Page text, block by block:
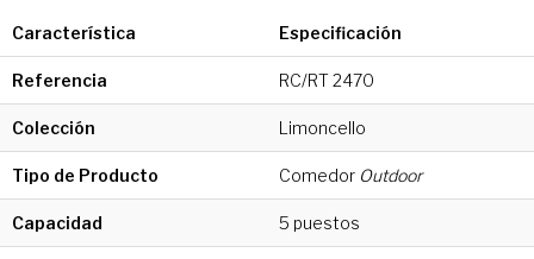
Característica Especificación
Referencia RC/RT 2470
Colección Limoncello
Tipo de Producto Comedor Outdoor
Capacidad 5 puestos